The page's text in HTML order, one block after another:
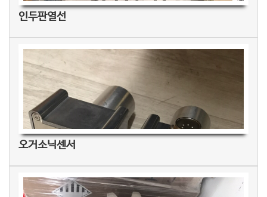
인두판열선
오거소닉센서